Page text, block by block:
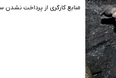
منابع کارگری از پرداخت نشدن سه ماه از دستمزد سال‌های